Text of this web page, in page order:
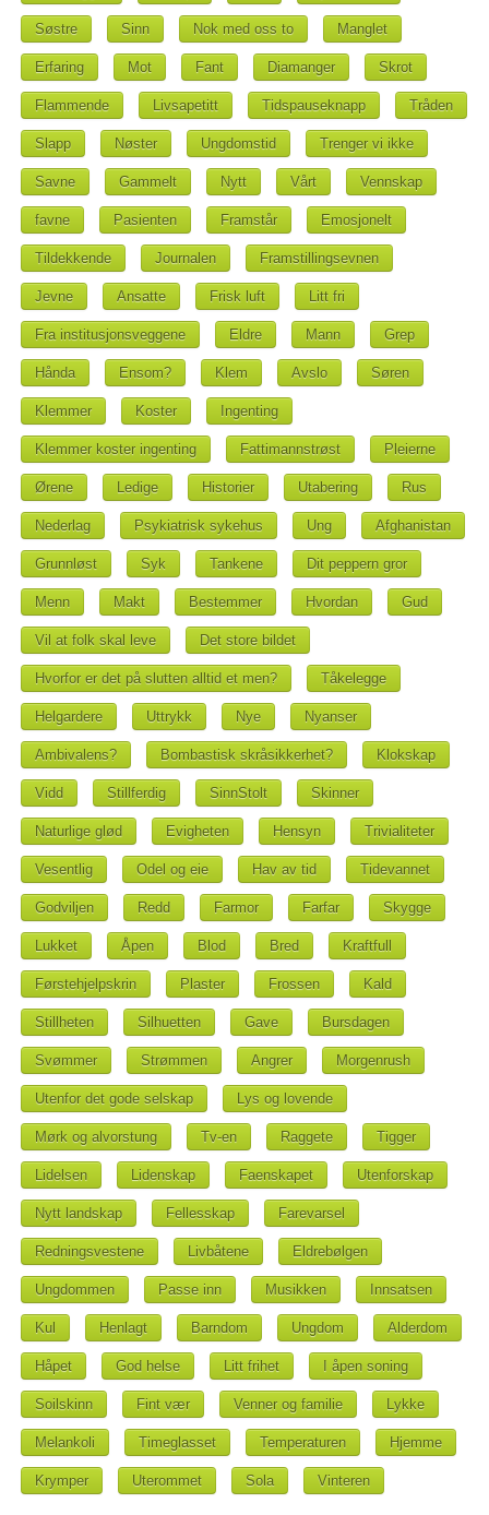
Søstre Sinn Nok med oss to Manglet
Erfaring Mot Fant Diamanger Skrot
Flammende Livsapetitt Tidspauseknapp Tråden
Slapp Nøster Ungdomstid Trenger vi ikke
Savne Gammelt Nytt Vårt Vennskap
favne Pasienten Framstår Emosjonelt
Tildekkende Journalen Framstillingsevnen
Jevne Ansatte Frisk luft Litt fri
Fra institusjonsveggene Eldre Mann Grep
Hånda Ensom? Klem Avslo Søren
Klemmer Koster Ingenting
Klemmer koster ingenting Fattimannstrøst Pleierne
Ørene Ledige Historier Utabering Rus
Nederlag Psykiatrisk sykehus Ung Afghanistan
Grunnløst Syk Tankene Dit peppern gror
Menn Makt Bestemmer Hvordan Gud
Vil at folk skal leve Det store bildet
Hvorfor er det på slutten alltid et men? Tåkelegge
Helgardere Uttrykk Nye Nyanser
Ambivalens? Bombastisk skråsikkerhet? Klokskap
Vidd Stillferdig SinnStolt Skinner
Naturlige glød Evigheten Hensyn Trivialiteter
Vesentlig Odel og eie Hav av tid Tidevannet
Godviljen Redd Farmor Farfar Skygge
Lukket Åpen Blod Bred Kraftfull
Førstehjelpskrin Plaster Frossen Kald
Stillheten Silhuetten Gave Bursdagen
Svømmer Strømmen Angrer Morgenrush
Utenfor det gode selskap Lys og lovende
Mørk og alvorstung Tv-en Raggete Tigger
Lidelsen Lidenskap Faenskapet Utenforskap
Nytt landskap Fellesskap Farevarsel
Redningsvestene Livbåtene Eldrebølgen
Ungdommen Passe inn Musikken Innsatsen
Kul Henlagt Barndom Ungdom Alderdom
Håpet God helse Litt frihet I åpen soning
Soilskinn Fint vær Venner og familie Lykke
Melankoli Timeglasset Temperaturen Hjemme
Krymper Uterommet Sola Vinteren